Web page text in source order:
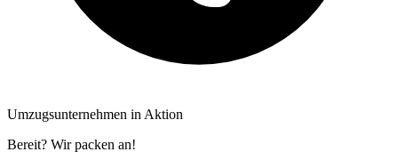
Umzugsunternehmen in Aktion
Bereit? Wir packen an!